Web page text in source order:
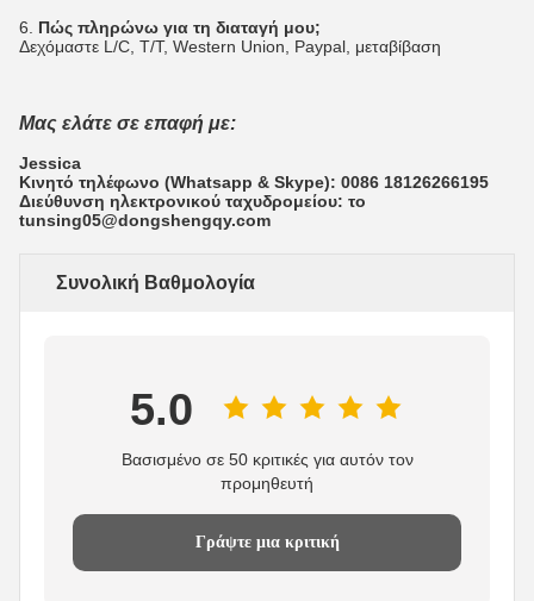
6. Πώς πληρώνω για τη διαταγή μου;
Δεχόμαστε L/C, T/T, Western Union, Paypal, μεταβίβαση
Μας ελάτε σε επαφή με:
Jessica
Κινητό τηλέφωνο (Whatsapp & Skype): 0086 18126266195
Διεύθυνση ηλεκτρονικού ταχυδρομείου: το
tunsing05@dongshengqy.com
Συνολική Βαθμολογία
5.0
Βασισμένο σε 50 κριτικές για αυτόν τον
προμηθευτή
Γράψτε μια κριτική